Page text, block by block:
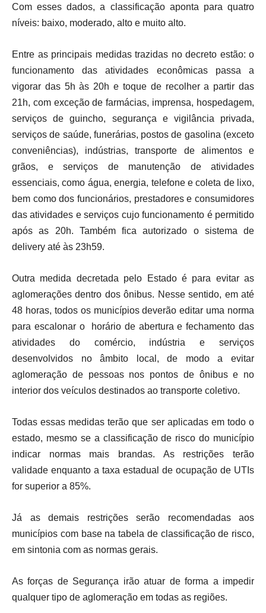
Com esses dados, a classificação aponta para quatro
níveis: baixo, moderado, alto e muito alto.
Entre as principais medidas trazidas no decreto estão: o
funcionamento das atividades econômicas passa a
vigorar das 5h às 20h e toque de recolher a partir das
21h, com exceção de farmácias, imprensa, hospedagem,
serviços de guincho, segurança e vigilância privada,
serviços de saúde, funerárias, postos de gasolina (exceto
conveniências), indústrias, transporte de alimentos e
grãos, e serviços de manutenção de atividades
essenciais, como água, energia, telefone e coleta de lixo,
bem como dos funcionários, prestadores e consumidores
das atividades e serviços cujo funcionamento é permitido
após as 20h. Também fica autorizado o sistema de
delivery até às 23h59.
Outra medida decretada pelo Estado é para evitar as
aglomerações dentro dos ônibus. Nesse sentido, em até
48 horas, todos os municípios deverão editar uma norma
para escalonar o horário de abertura e fechamento das
atividades do comércio, indústria e serviços
desenvolvidos no âmbito local, de modo a evitar
aglomeração de pessoas nos pontos de ônibus e no
interior dos veículos destinados ao transporte coletivo.
Todas essas medidas terão que ser aplicadas em todo o
estado, mesmo se a classificação de risco do município
indicar normas mais brandas. As restrições terão
validade enquanto a taxa estadual de ocupação de UTIs
for superior a 85%.
Já as demais restrições serão recomendadas aos
municípios com base na tabela de classificação de risco,
em sintonia com as normas gerais.
As forças de Segurança irão atuar de forma a impedir
qualquer tipo de aglomeração em todas as regiões.